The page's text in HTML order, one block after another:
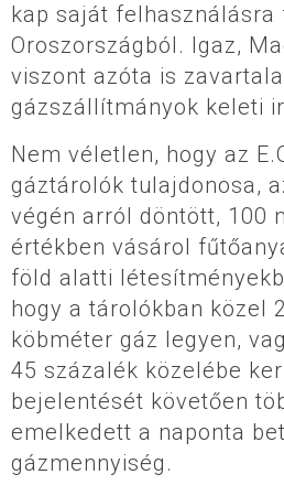
kap saját felhasználásra
Oroszországból. Igaz,
viszont azóta is
gázszállítmányok keleti
Nem véletlen, hogy az
gáztárolók tulajdonosa,
végén arról döntött, 100
értékben vásárol
föld alatti
hogy a tárolókban közel
köbméter gáz legyen,
45 százalék közelébe
bejelentését követően
emelkedett a naponta
gázmennyiség.